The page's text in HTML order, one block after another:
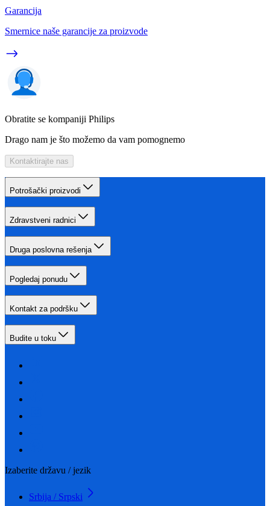
Garancija
Smernice naše garancije za proizvode
Obratite se kompaniji Philips
Drago nam je što možemo da vam pomognemo
Kontaktirajte nas
Potrošački proizvodi
Zdravstveni radnici
Druga poslovna rešenja
Pogledaj ponudu
Kontakt za podršku
Budite u toku
Izaberite državu / jezik
Srbija / Srpski